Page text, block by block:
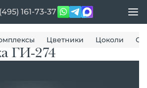
161-73-37
Цветники Цоколи
ГИ-274